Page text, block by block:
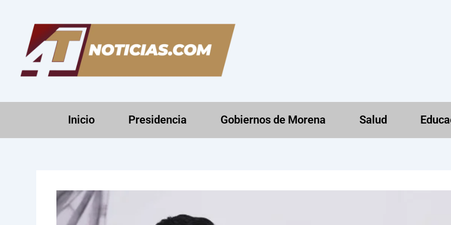
contenido
Inicio Presidencia Gobiernos de Morena Salud